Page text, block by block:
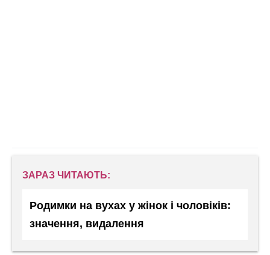
ЗАРАЗ ЧИТАЮТЬ:
Родимки на вухах у жінок і чоловіків:
значення, видалення